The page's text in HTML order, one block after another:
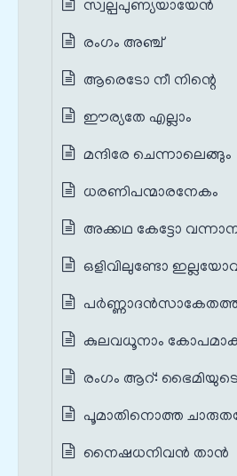
സ്വല്പപുണ്യയായേൻ
രംഗം അഞ്ച്
ആരെടോ നീ നിന്റെ
ഈര്യതേ എല്ലാം
മന്ദിരേ ചെന്നാലെങ്ങും
ധരണിപന്മാരനേകം
അക്കഥ കേട്ടോ
ഒളിവിലുണ്ടോ
കുലവധൂനാം
രംഗം ആറ്:
പൂമാതിനൊത്ത
നൈഷധനിവൻ താൻ